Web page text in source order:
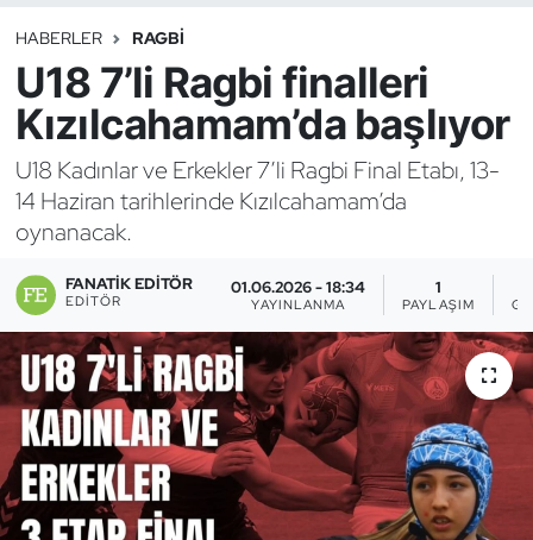
HABERLER RAGBI
U18 7’li Ragbi finalleri
Kızılcahamam’da başlıyor
U18 Kadınlar ve Erkekler 7’li Ragbi Final Etabı, 13-
14 Haziran tarihlerinde Kızılcahamam’da
oynanacak.
FANATIK EDITÖR
EDITÖR
01.06.2026 - 18:34
YAYINLANMA
1
PAYLAŞIM
Binicilik
Bisiklet
Bocce Bowling Dart
Buz Hokeyi
Buz Pateni
Çim Hokeyi